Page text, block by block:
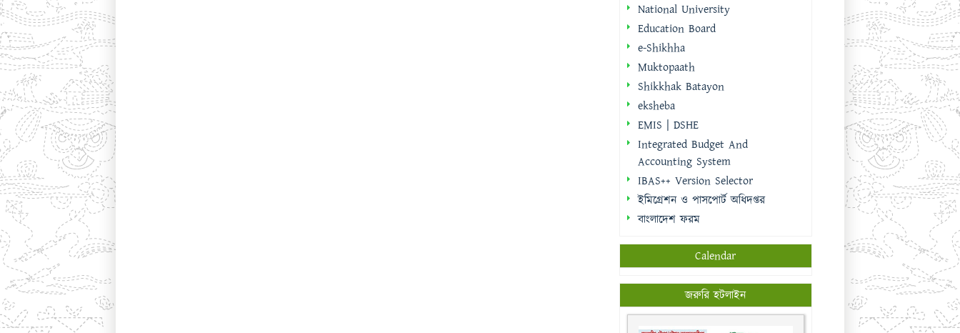
National University
Education Board
e-Shikhha
Muktopaath
Shikkhak Batayon
eksheba
EMIS | DSHE
Integrated Budget And
Accounting System
IBAS++ Version Selector
ইমিগ্রেশন ও পাসপোর্ট অধিদপ্তর
বাংলাদেশ ফরম
Calendar
জরুরি হটলাইন